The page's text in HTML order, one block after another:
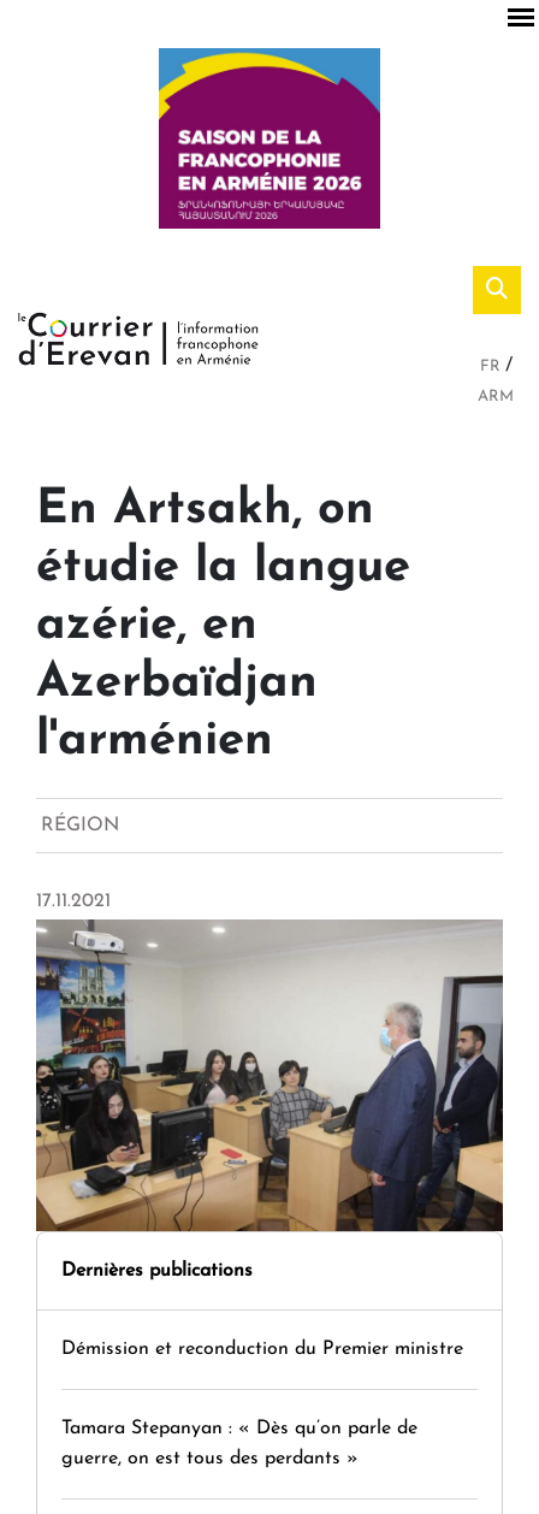
FR
ARM
En Artsakh, on
étudie la langue
azérie, en
Azerbaïdjan
l'arménien
RÉGION
17.11.2021
Dernières publications
Démission et reconduction du Premier ministre
Tamara Stepanyan : « Dès qu’on parle de
guerre, on est tous des perdants »